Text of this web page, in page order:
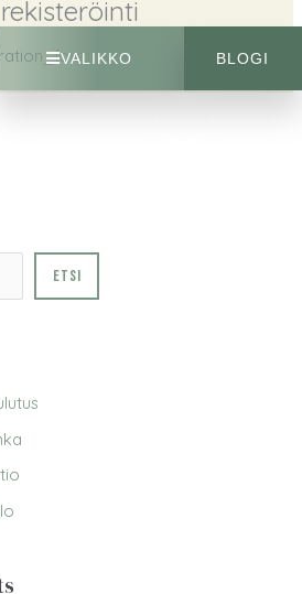
VALIKKO BLOGI
Etsi